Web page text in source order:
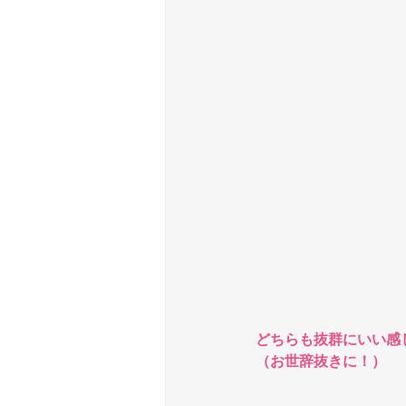
どちらも抜群にいい感
（お世辞抜きに！）